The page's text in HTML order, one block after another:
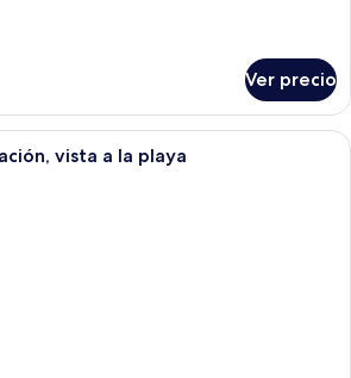
Ver precio
Una habitación de hotel moderna
vista a la playa